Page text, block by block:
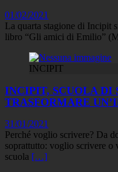
01/02/2021
La quarta stagione di Incipit
libro “Gli amici di Emilio”
INCIPIT
INCIPIT, SCUOLA DI
TRASFORMARE
31/01/2021
Perché voglio scrivere? Da
soprattutto: voglio scrivere o
scuola […]